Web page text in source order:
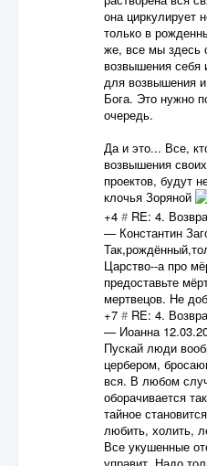
она циркулирует
только в
же, все мы здесь
возвышения себя
для возвышения
Бога. Это нужно
очередь.
Да и это... Все,
возвышения
проектов, будут
клочья Зоряной
+4 # RE: 4.
— Константин
Царство--а про
предоставьте
мертвецов. Не
+7 # RE: 4.
— Иоанна
Пускай люди
цербером,
вся. В любом
оборачивается
тайное
любить, холить,
Все укушенные